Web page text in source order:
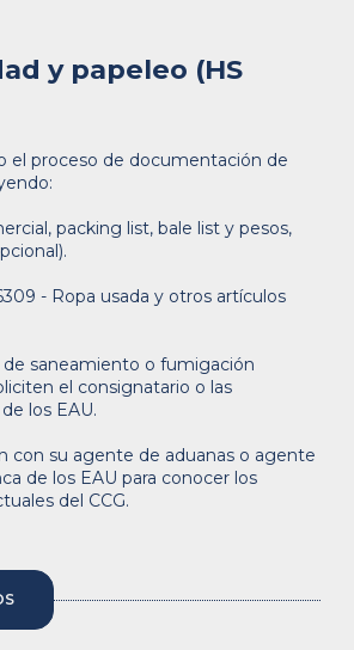
y papeleo (HS
el proceso de documentación de
packing list, bale list y pesos,
- Ropa usada y otros artículos
de saneamiento o fumigación
el consignatario o las
los EAU.
con su agente de aduanas o agente
de los EAU para conocer los
del CCG.